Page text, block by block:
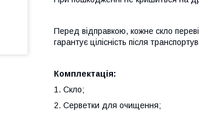
Перед відправкою, кожне скло
гарантує цілісність після
Комплектація:
1. Скло;
2. Серветки для очищення;